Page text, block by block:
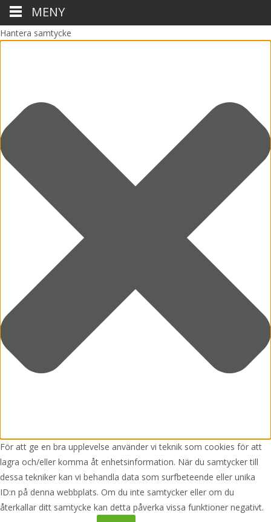
Hantera samtycke
För att ge en bra upplevelse använder vi teknik som cookies för att
lagra och/eller komma åt enhetsinformation. När du samtycker till
dessa tekniker kan vi behandla data som surfbeteende eller unika
ID:n på denna webbplats. Om du inte samtycker eller om du
återkallar ditt samtycke kan detta påverka vissa funktioner negativt.
MENY